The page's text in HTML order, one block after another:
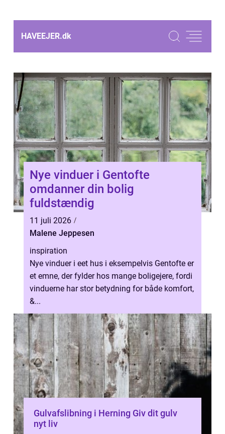
HAVEEJER.dk
Nye vinduer i Gentofte
omdanner din bolig
fuldstændig
11 juli 2026
Malene Jeppesen
inspiration
Nye vinduer i eet hus i eksempelvis Gentofte er
et emne, der fylder hos mange boligejere, fordi
vinduerne har stor betydning for både komfort,
&...
Gulvafslibning i Herning Giv dit gulv
nyt liv